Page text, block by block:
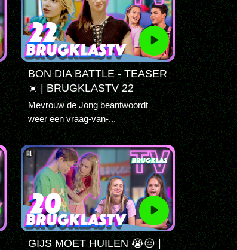
BON DIA BATTLE - TEASER
☀️ | BRUGKLASTV 22
Mevrouw de Jong beantwoordt
weer een vraag-van-...
GIJS MOET HUILEN 😭😔 |